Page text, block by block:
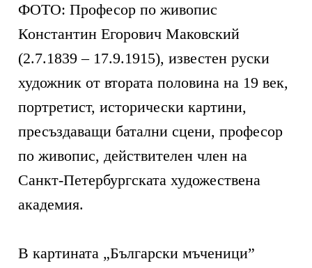
ФОТО: Професор по живопис
Константин Егорович Маковский
(2.7.1839 – 17.9.1915), известен руски
художник от втората половина на 19 век,
портретист, исторически картини,
пресъздаващи батални сцени, професор
по живопис, действителен член на
Санкт-Петербургската художествена
академия.
В картината „Български мъченици”